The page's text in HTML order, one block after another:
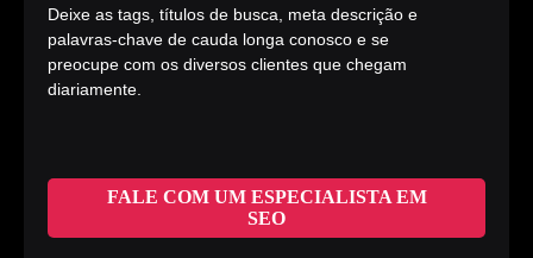
Deixe as tags, títulos de busca, meta descrição e
palavras-chave de cauda longa conosco e se
preocupe com os diversos clientes que chegam
diariamente.
FALE COM UM ESPECIALISTA EM
SEO